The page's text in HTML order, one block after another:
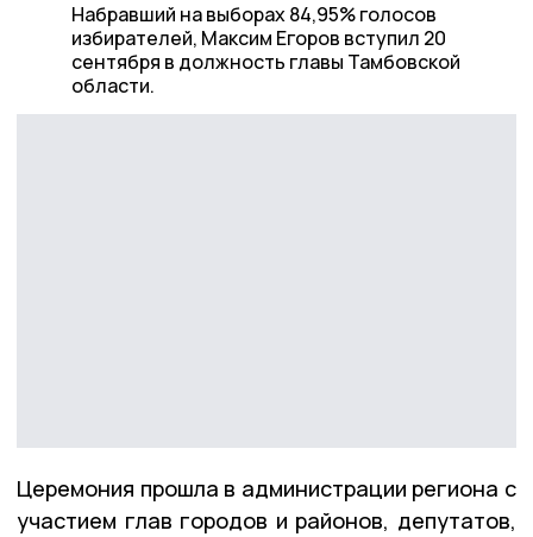
Набравший на выборах 84,95% голосов
избирателей, Максим Егоров вступил 20
сентября в должность главы Тамбовской
области.
Церемония прошла в администрации региона с
участием глав городов и районов, депутатов,